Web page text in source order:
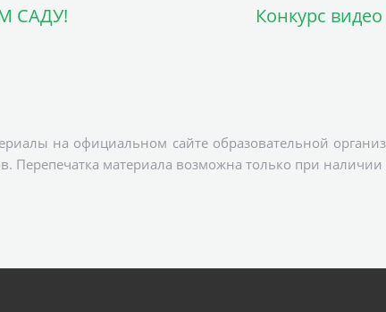
САДУ! Конкурс
на официальном сайте образовательной
Перепечатка материала возможна только при